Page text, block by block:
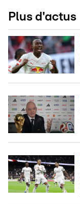
Plus d'actus